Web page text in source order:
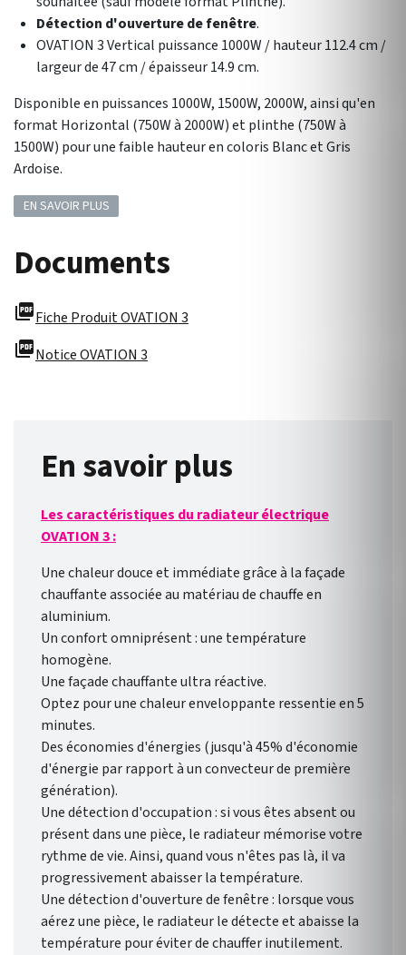
Détection d'ouverture de fenêtre.
OVATION 3 Vertical puissance 1000W / hauteur 112.4 cm /
largeur de 47 cm / épaisseur 14.9 cm.
Disponible en puissances 1000W, 1500W, 2000W, ainsi qu'en
format Horizontal (750W à 2000W) et plinthe (750W à
1500W) pour une faible hauteur en coloris Blanc et Gris
Ardoise.
EN SAVOIR PLUS
Documents
picture_as_pdfFiche Produit OVATION 3
picture_as_pdfNotice OVATION 3
En savoir plus
Les caractéristiques du radiateur électrique
OVATION 3 :
Une chaleur douce et immédiate grâce à la façade
chauffante associée au matériau de chauffe en
aluminium.
Un confort omniprésent : une température
homogène.
Une façade chauffante ultra réactive.
Optez pour une chaleur enveloppante ressentie en 5
minutes.
Des économies d'énergies (jusqu'à 45% d'économie
d'énergie par rapport à un convecteur de première
génération).
Une détection d'occupation : si vous êtes absent ou
présent dans une pièce, le radiateur mémorise votre
rythme de vie. Ainsi, quand vous n'êtes pas là, il va
progressivement abaisser la température.
Une détection d'ouverture de fenêtre : lorsque vous
aérez une pièce, le radiateur le détecte et abaisse la
température pour éviter de chauffer inutilement.